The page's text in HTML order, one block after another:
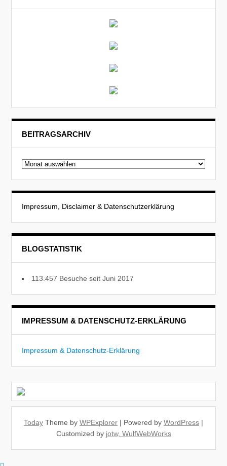
BEITRAGSARCHIV
Beitragsarchiv
Impressum, Disclaimer & Datenschutzerklärung
BLOGSTATISTIK
113.457 Besuche seit Juni 2017
IMPRESSUM & DATENSCHUTZ-ERKLÄRUNG
Impressum & Datenschutz-Erklärung
Today Theme by WPExplorer | Powered by WordPress |
Customized by jotw, WulfWebWorks